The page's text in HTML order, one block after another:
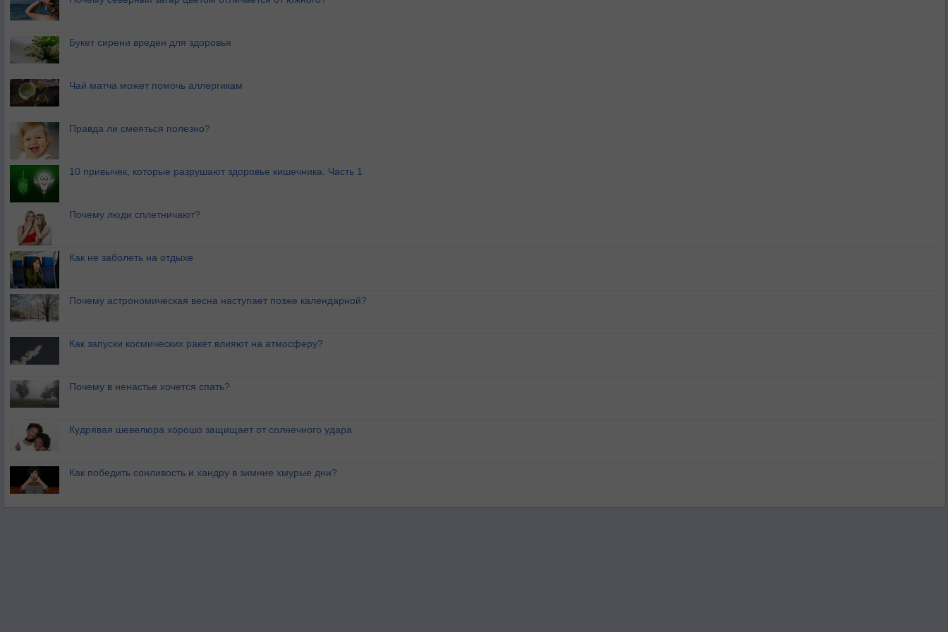
Букет сирени вреден для здоровья
Чай матча может помочь аллергикам
Правда ли смеяться полезно?
10 привычек, которые разрушают здоровье кишечника. Часть 1
Почему люди сплетничают?
Как не заболеть на отдыхе
Почему астрономическая весна наступает позже календарной?
Как запуски космических ракет влияют на атмосферу?
Почему в ненастье хочется спать?
Кудрявая шевелюра хорошо защищает от солнечного удара
Как победить сонливость и хандру в зимние хмурые дни?